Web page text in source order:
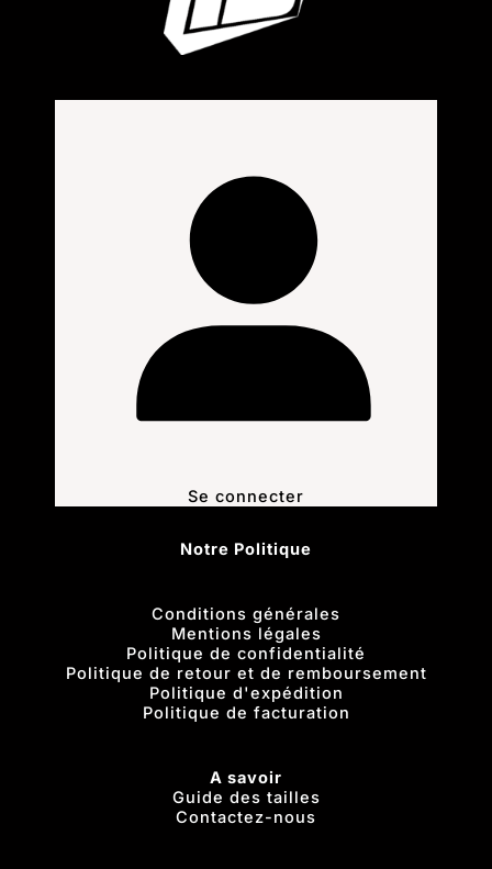
Se connecter
Notre Politique
Conditions générales
Mentions légales
Politique de confidentialité
Politique de retour et de remboursement
Politique d'expédition
Politique de facturation
A savoir
Guide des tailles
Contactez-nous